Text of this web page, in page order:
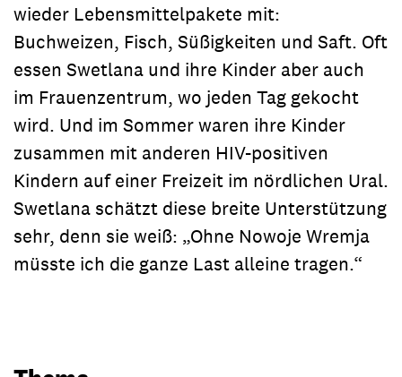
wieder Lebensmittelpakete mit:
Buchweizen, Fisch, Süßigkeiten und Saft. Oft
essen Swetlana und ihre Kinder aber auch
im Frauenzentrum, wo jeden Tag gekocht
wird. Und im Sommer waren ihre Kinder
zusammen mit anderen HIV-positiven
Kindern auf einer Freizeit im nördlichen Ural.
Swetlana schätzt diese breite Unterstützung
sehr, denn sie weiß: „Ohne Nowoje Wremja
müsste ich die ganze Last alleine tragen.“